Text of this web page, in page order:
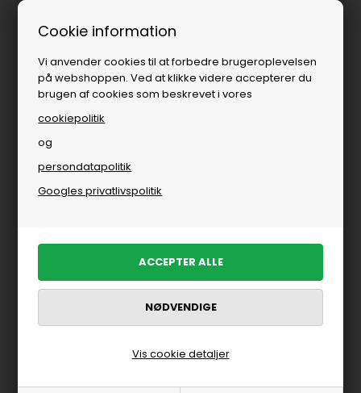
Cookie information
Vi anvender cookies til at forbedre brugeroplevelsen
på webshoppen. Ved at klikke videre accepterer du
brugen af cookies som beskrevet i vores
cookiepolitik
og
persondatapolitik
Googles privatlivspolitik
Vis cookie detaljer